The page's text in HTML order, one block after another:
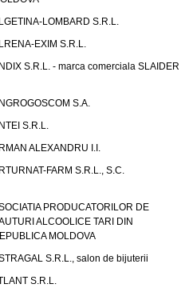
LOMBARD S.R.L.
EXIM S.R.L.
S.R.L. - marca comerciala SLAIDER
S.A.
S.R.L.
ALEXANDRU I.I.
FARM S.R.L., S.C.
PRODUCATORILOR DE
ALCOOLICE TARI DIN
MOLDOVA
S.R.L., salon de bijuterii
S.R.L.